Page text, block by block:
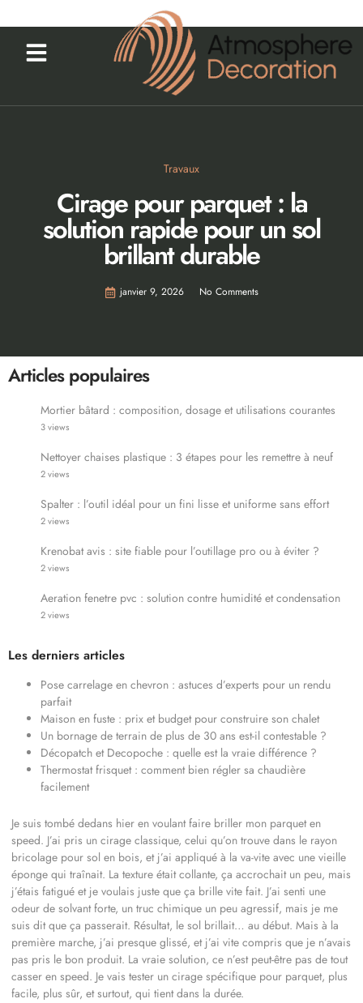
Travaux
Cirage pour parquet : la
solution rapide pour un sol
brillant durable
janvier 9, 2026 No Comments
Je suis tombé dedans hier en voulant faire briller mon parquet en
speed. J’ai pris un cirage classique, celui qu’on trouve dans le rayon
bricolage pour sol en bois, et j’ai appliqué à la va-vite avec une vieille
éponge qui traînait. La texture était collante, ça accrochait un peu, mais
j’étais fatigué et je voulais juste que ça brille vite fait. J’ai senti une
odeur de solvant forte, un truc chimique un peu agressif, mais je me
suis dit que ça passerait. Résultat, le sol brillait… au début. Mais à la
première marche, j’ai presque glissé, et j’ai vite compris que je n’avais
pas pris le bon produit. La vraie solution, ce n’est peut-être pas de tout
casser en speed. Je vais tester un cirage spécifique pour parquet, plus
facile, plus sûr, et surtout, qui tient dans la durée.
Articles populaires
Mortier bâtard : composition, dosage et utilisations courantes
3 views
Nettoyer chaises plastique : 3 étapes pour les remettre à neuf
2 views
Spalter : l’outil idéal pour un fini lisse et uniforme sans effort
2 views
Krenobat avis : site fiable pour l’outillage pro ou à éviter ?
2 views
Aeration fenetre pvc : solution contre humidité et condensation
2 views
Les derniers articles
Pose carrelage en chevron : astuces d’experts pour un rendu
parfait
Maison en fuste : prix et budget pour construire son chalet
Un bornage de terrain de plus de 30 ans est-il contestable ?
Décopatch et Decopoche : quelle est la vraie différence ?
Thermostat frisquet : comment bien régler sa chaudière
facilement